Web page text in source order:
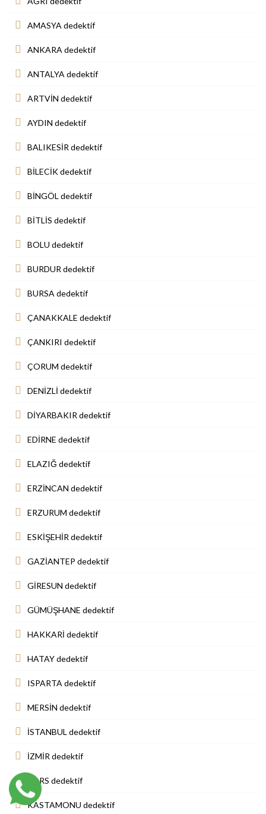
AMASYA dedektif
ANKARA dedektif
ANTALYA dedektif
ARTVİN dedektif
AYDIN dedektif
BALIKESİR dedektif
BİLECİK dedektif
BİNGÖL dedektif
BİTLİS dedektif
BOLU dedektif
BURDUR dedektif
BURSA dedektif
ÇANAKKALE dedektif
ÇANKIRI dedektif
ÇORUM dedektif
DENİZLİ dedektif
DİYARBAKIR dedektif
EDİRNE dedektif
ELAZIĞ dedektif
ERZİNCAN dedektif
ERZURUM dedektif
ESKİŞEHİR dedektif
GAZİANTEP dedektif
GİRESUN dedektif
GÜMÜŞHANE dedektif
HAKKARİ dedektif
HATAY dedektif
ISPARTA dedektif
MERSİN dedektif
İSTANBUL dedektif
İZMİR dedektif
KARS dedektif
KASTAMONU dedektif